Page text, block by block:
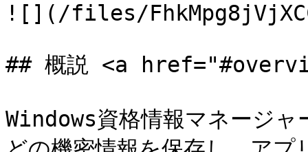
![](/files/
## 概説 <a
Windows資格情報マネージ